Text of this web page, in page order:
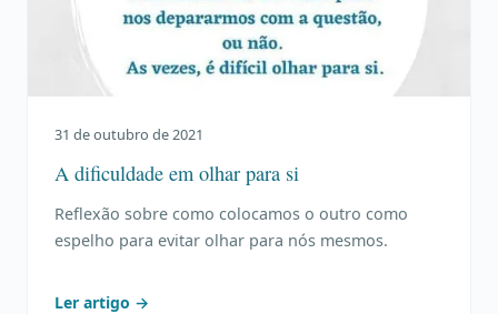
31 de outubro de 2021
A dificuldade em olhar para si
Reflexão sobre como colocamos o outro como
espelho para evitar olhar para nós mesmos.
Ler artigo →